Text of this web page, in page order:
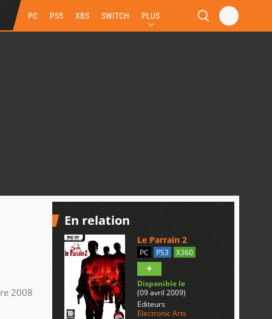
PC PS5 XBS SWITCH PLUS
2008
En relation
Le Parrain 2
PC PS3 X360
Disponible le
(09 avril 2009)
Editeurs
Electronic Arts